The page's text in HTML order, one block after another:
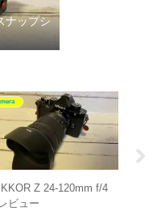
ナップシ
RP』ユーザーが
R8』に買い替えたら